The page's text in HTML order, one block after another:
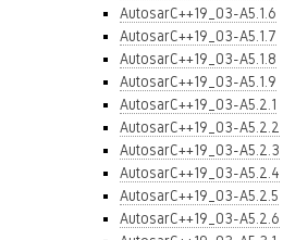
AutosarC++19_03-A5.1.6
AutosarC++19_03-A5.1.7
AutosarC++19_03-A5.1.8
AutosarC++19_03-A5.1.9
AutosarC++19_03-A5.2.1
AutosarC++19_03-A5.2.2
AutosarC++19_03-A5.2.3
AutosarC++19_03-A5.2.4
AutosarC++19_03-A5.2.5
AutosarC++19_03-A5.2.6